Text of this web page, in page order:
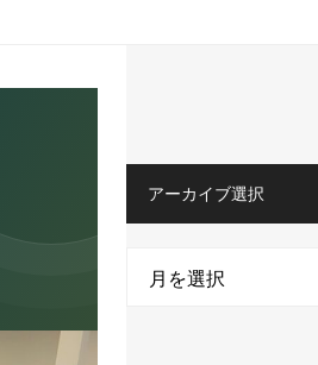
アーカイブ選択
月を選択